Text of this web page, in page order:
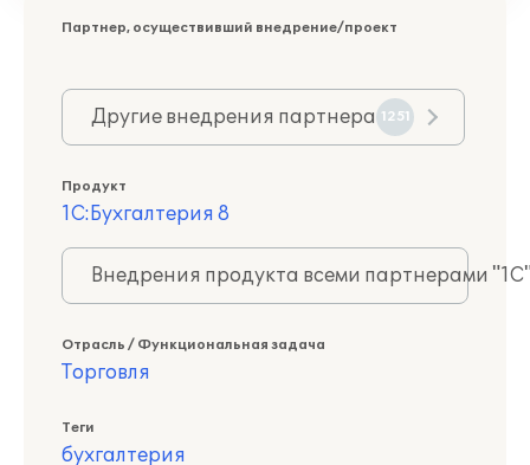
Партнер, осуществивший внедрение/проект
Другие внедрения партнера 1251
Продукт
1С:Бухгалтерия 8
Внедрения продукта всеми партнерами
Отрасль / Функциональная задача
Торговля
Теги
бухгалтерия